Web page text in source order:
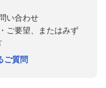
い合わせ
ご要望、またはみず
ご質問